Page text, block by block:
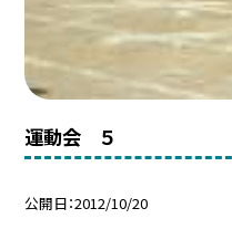
運動会 ５
公開日 2012/10/20